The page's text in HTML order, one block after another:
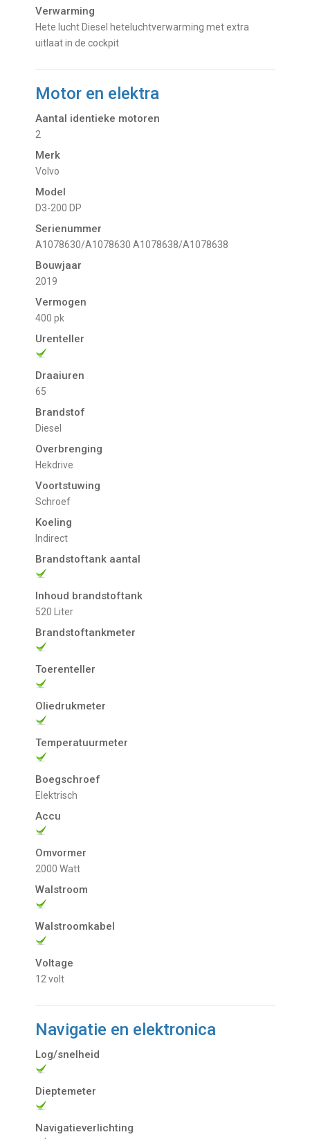
Verwarming
Hete lucht Diesel heteluchtverwarming met extra
uitlaat in de cockpit
Motor en elektra
Aantal identieke motoren
2
Merk
Volvo
Model
D3-200 DP
Serienummer
A1078630/A1078630 A1078638/A1078638
Bouwjaar
2019
Vermogen
400 pk
Urenteller
Draaiuren
65
Brandstof
Diesel
Overbrenging
Hekdrive
Voortstuwing
schroef
Koeling
indirect
Brandstoftank aantal
Inhoud brandstoftank
520 Liter
Brandstoftankmeter
Toerenteller
Oliedrukmeter
Temperatuurmeter
Boegschroef
Elektrisch
Accu
Omvormer
2000 Watt
Walstroom
Walstroomkabel
Voltage
12 volt
Navigatie en elektronica
Log/snelheid
Dieptemeter
Navigatieverlichting